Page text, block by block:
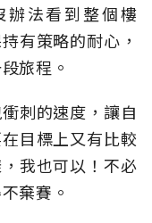
法看到整個樓
有策略的耐心，
旅程。
刺的速度，讓自
目標上又有比較
我也可以！不必
棄賽。